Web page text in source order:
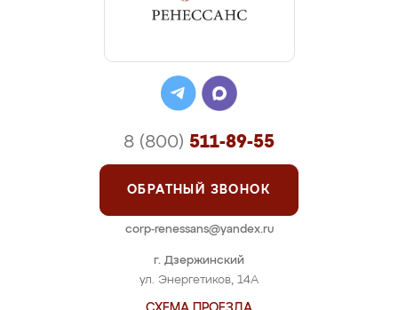
г. Дзержинский
ул. Энергетиков, 14А
8 (800) 511-89-55
ОБРАТНЫЙ ЗВОНОК
corp-renessans@yandex.ru